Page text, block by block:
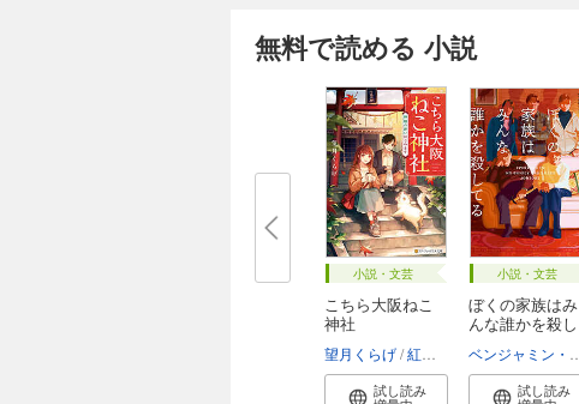
無料で読める 小説
小説・文芸
こちら大阪ねこ
神社
望月くらげ 紅木春
試し読み
小説・文芸
ぼくの家族はみ
んな誰かを殺し
試し読み